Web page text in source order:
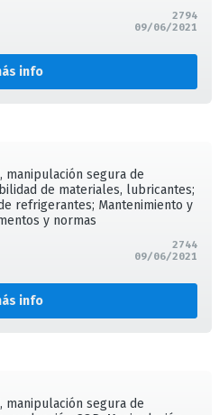
info
2794
09/06/2021
manipulación segura de
de materiales, lubricantes;
refrigerantes; Mantenimiento y
y normas
info
2744
09/06/2021
manipulación segura de